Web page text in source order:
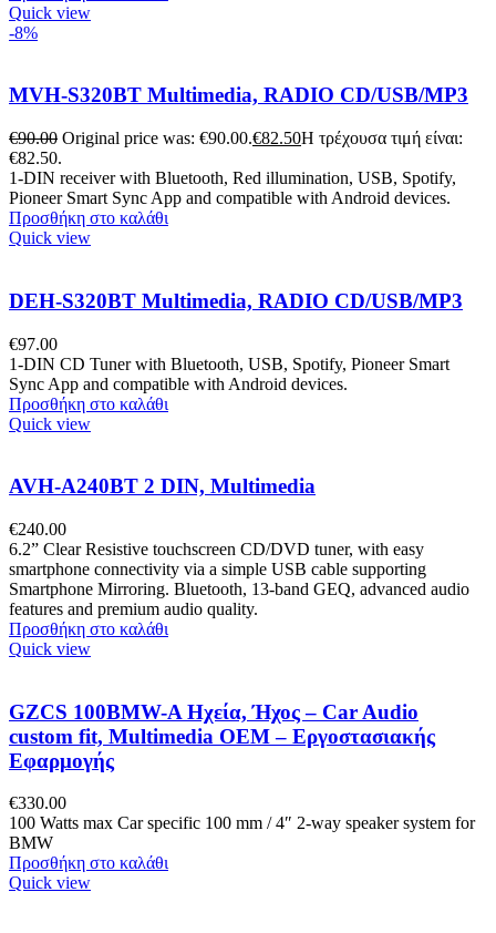
Quick view
-8%
MVH-S320BT Multimedia, RADIO CD/USB/MP3
€90.00 Original price was: €90.00.€82.50Η τρέχουσα τιμή είναι:
€82.50.
1-DIN receiver with Bluetooth, Red illumination, USB, Spotify,
Pioneer Smart Sync App and compatible with Android devices.
Προσθήκη στο καλάθι
Quick view
DEH-S320BT Multimedia, RADIO CD/USB/MP3
€97.00
1-DIN CD Tuner with Bluetooth, USB, Spotify, Pioneer Smart
Sync App and compatible with Android devices.
Προσθήκη στο καλάθι
Quick view
AVH-A240BT 2 DIN, Multimedia
€240.00
6.2” Clear Resistive touchscreen CD/DVD tuner, with easy
smartphone connectivity via a simple USB cable supporting
Smartphone Mirroring. Bluetooth, 13-band GEQ, advanced audio
features and premium audio quality.
Προσθήκη στο καλάθι
Quick view
GZCS 100BMW-A Ηχεία, Ήχος – Car Audio
custom fit, Multimedia OEM – Εργοστασιακής
Εφαρμογής
€330.00
100 Watts max Car specific 100 mm / 4″ 2-way speaker system for
BMW
Προσθήκη στο καλάθι
Quick view